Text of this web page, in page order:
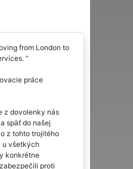
from London to
práce
z dovolenky nás
späť do našej
z tohto trojitého
u všetkých
konkrétne
proti